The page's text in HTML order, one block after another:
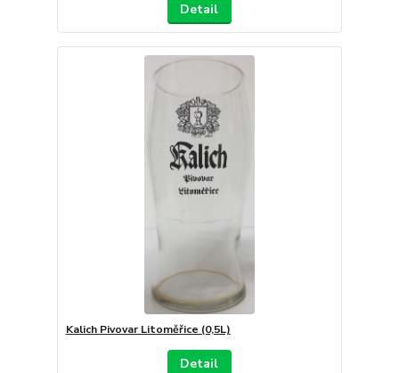
Detail
Kalich Pivovar Litoměřice (0,5L)
Detail